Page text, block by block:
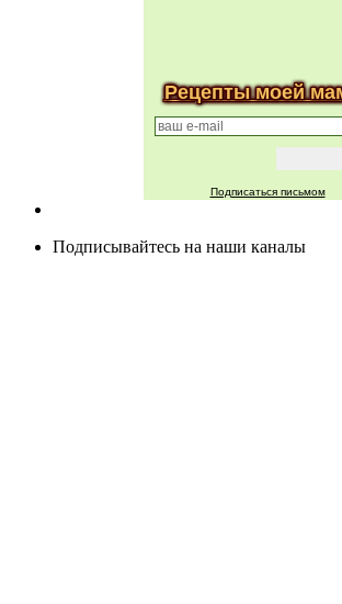
Рецепты моей
Подписаться письмом
Подписывайтесь на наши каналы